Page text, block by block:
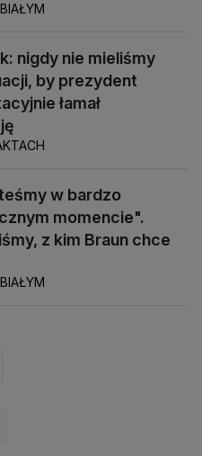
nigdy nie mieliśmy
by prezydent
łamał
w bardzo
momencie".
z kim Braun chce